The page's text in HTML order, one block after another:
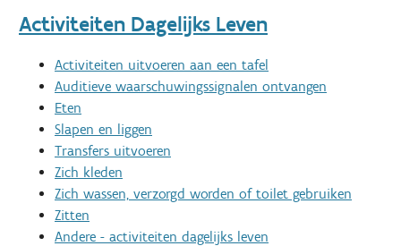
Activiteiten Dagelijks Leven
Activiteiten uitvoeren aan een tafel
Auditieve waarschuwingssignalen ontvangen
Eten
Slapen en liggen
Transfers uitvoeren
Zich kleden
Zich wassen, verzorgd worden of toilet gebruiken
Zitten
Andere - activiteiten dagelijks leven